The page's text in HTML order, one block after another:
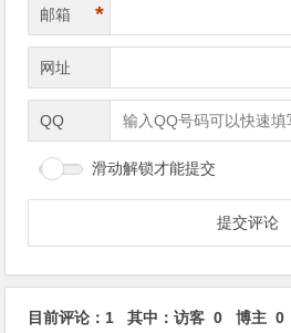
邮箱 *
网址
QQ
滑动解锁才能提交
目前评论：1 其中：访客 0 博主 0